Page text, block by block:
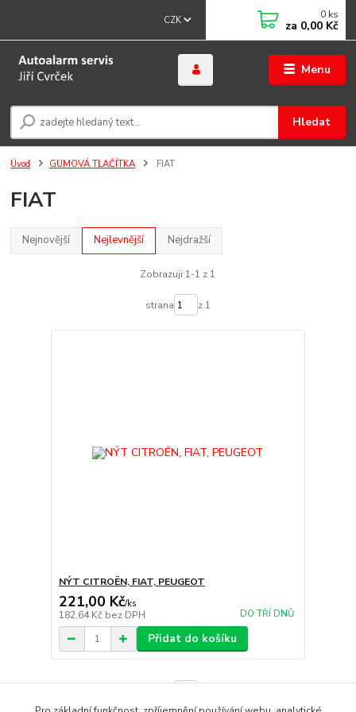
Menu
CZK
Hledat
0 ks
za 0,00 Kč
Úvod GUMOVÁ TLAČÍTKA FIAT
FIAT
Nejnovější Nejlevnější Nejdražší
Zobrazuji 1-1 z 1
strana z 1
NÝT CITROËN, FIAT, PEUGEOT
221,00 Kč/ks
182,64 Kč bez DPH DO TŘÍ DNŮ
Přidat do košíku